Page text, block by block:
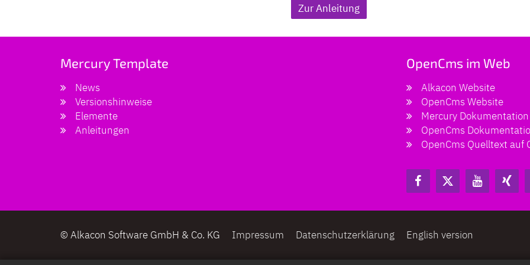
Zur Anleitung
Mercury Template
News
Versionshinweise
Elemente
Anleitungen
OpenCms im Web
Alkacon Website
OpenCms Website
Mercury Dokumentation
OpenCms
OpenCms Quelltext auf
© Alkacon Software GmbH & Co. KG Impressum Datenschutzerklärung English version